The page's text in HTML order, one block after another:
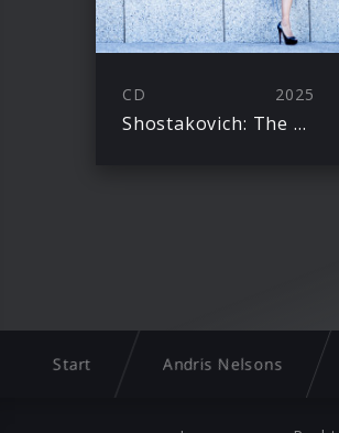
CD 2025
Shostakovich: The Piano Concertos; Solo Works
Start Andris Nelsons